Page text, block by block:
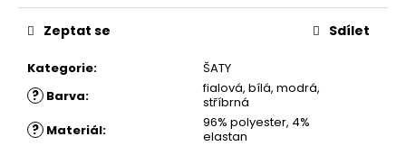
Kategorie: ŠATY
? Barva:
fialová, bílá, modrá,
stříbrná
? Materiál:
96% polyester, 4%
elastan
Zeptat se Sdílet
Kč